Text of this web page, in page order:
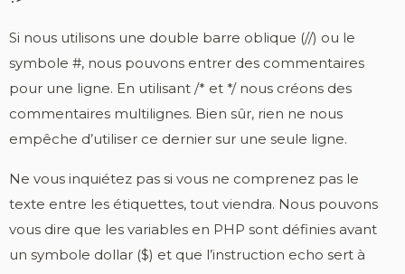
Si nous utilisons une double barre oblique (//) ou le
symbole #, nous pouvons entrer des commentaires
pour une ligne. En utilisant /* et */ nous créons des
commentaires multilignes. Bien sûr, rien ne nous
empêche d’utiliser ce dernier sur une seule ligne.
Ne vous inquiétez pas si vous ne comprenez pas le
texte entre les étiquettes, tout viendra. Nous pouvons
vous dire que les variables en PHP sont définies avant
un symbole dollar ($) et que l’instruction echo sert à